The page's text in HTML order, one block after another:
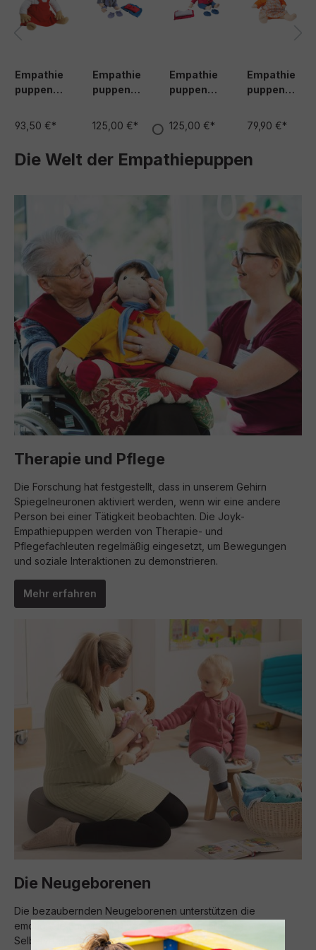
Empathie
puppen
93,50 €*
Empathie
puppen
Johan &
Denim
125,00 €*
Empathie
puppen
&
Wind/Wett
125,00 €*
Empathie
puppen
79,90 €*
Die Welt der Empathiepuppen
Therapie und Pflege
Die Forschung hat festgestellt, dass in unserem Gehirn
Spiegelneuronen aktiviert werden, wenn wir eine andere
Person bei einer Tätigkeit beobachten. Die Joyk-
Empathiepuppen werden von Therapie- und
Pflegefachleuten regelmäßig eingesetzt, um Bewegungen
und soziale Interaktionen zu demonstrieren.
Mehr erfahren
Die Neugeborenen
Die bezaubernden Neugeborenen unterstützen die
emotionale Entwicklung von Kindern und ihres
Selbstverständnisses als Person.